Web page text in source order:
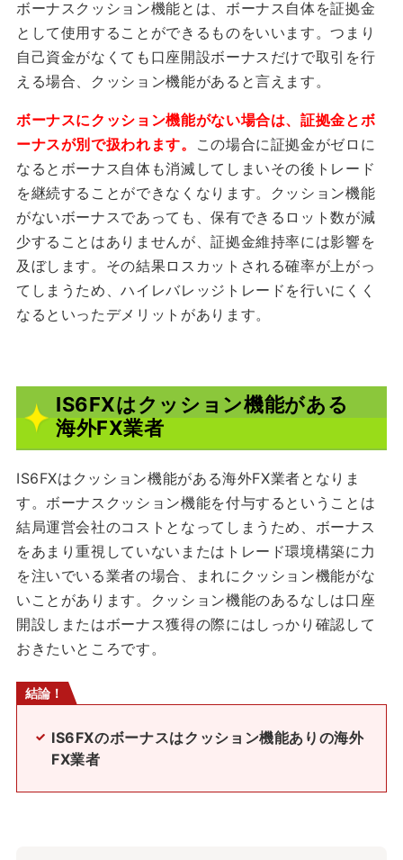
ボーナスクッション機能とは、ボーナス自体を証拠金
として使用することができるものをいいます。つまり
自己資金がなくても口座開設ボーナスだけで取引を行
える場合、クッション機能があると言えます。
ボーナスにクッション機能がない場合は、証拠金とボ
ーナスが別で扱われます。
この場合に証拠金がゼロに
なるとボーナス自体も消滅してしまいその後トレード
を継続することができなくなります。クッション機能
がないボーナスであっても、保有できるロット数が減
少することはありませんが、証拠金維持率には影響を
及ぼします。その結果ロスカットされる確率が上がっ
てしまうため、ハイレバレッジトレードを行いにくく
なるといったデメリットがあります。
IS6FXはクッション機能がある
海外FX業者
IS6FXはクッション機能がある海外FX業者となりま
す。ボーナスクッション機能を付与するということは
結局運営会社のコストとなってしまうため、ボーナス
をあまり重視していないまたはトレード環境構築に力
を注いでいる業者の場合、まれにクッション機能がな
いことがあります。クッション機能のあるなしは口座
開設しまたはボーナス獲得の際にはしっかり確認して
おきたいところです。
結論！
IS6FXのボーナスはクッション機能ありの海外
FX業者